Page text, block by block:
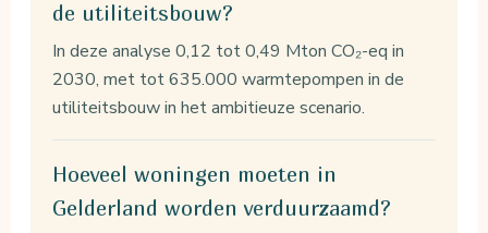
de utiliteitsbouw?
In deze analyse 0,12 tot 0,49 Mton CO₂-eq in
2030, met tot 635.000 warmtepompen in de
utiliteitsbouw in het ambitieuze scenario.
Hoeveel woningen moeten in
Gelderland worden verduurzaamd?